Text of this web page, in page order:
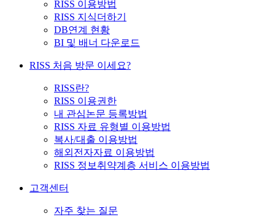
RISS 이용방법
RISS 지식더하기
DB연계 현황
BI 및 배너 다운로드
RISS 처음 방문 이세요?
RISS란?
RISS 이용권한
내 관심논문 등록방법
RISS 자료 유형별 이용방법
복사/대출 이용방법
해외전자자료 이용방법
RISS 정보취약계층 서비스 이용방법
고객센터
자주 찾는 질문